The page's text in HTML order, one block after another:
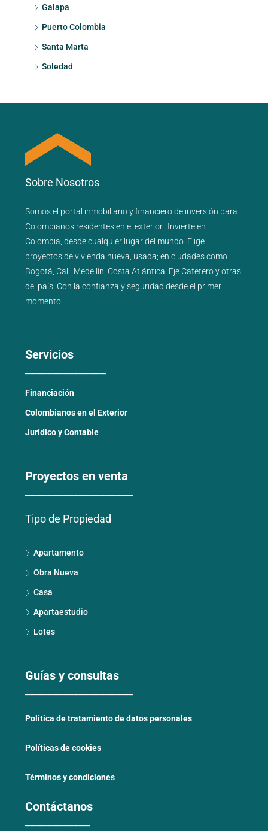
Galapa
Puerto Colombia
Santa Marta
Soledad
Sobre Nosotros
Somos el portal inmobiliarioyfinancierode inversión para
Colombianos residentes en el exterior. Invierte en
Colombia, desde cualquier lugar del mundo. Elige
proyectos devivienda nueva usada; en ciudades como
Bogotá Cali Medellín Costa Atlántica Eje Cafeteroyotras
del país . Con la confianza y seguridad desde el primer
momento.
Servicios
Financiación
Colombianos en el Exterior
Jurídico y Contable
Proyectos en venta
Tipo de Propiedad
Apartamento
Obra Nueva
Casa
Apartaestudio
Lotes
Guías y consultas
Política de tratamiento de datos personales
Políticas de cookies
Términos y condiciones
Contáctanos